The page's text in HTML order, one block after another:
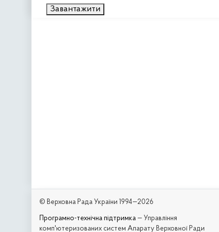
Завантажити
© Верховна Рада України 1994—2026
Програмно-технічна підтримка — Управління
комп'ютеризованих систем Апарату Верховної Ради